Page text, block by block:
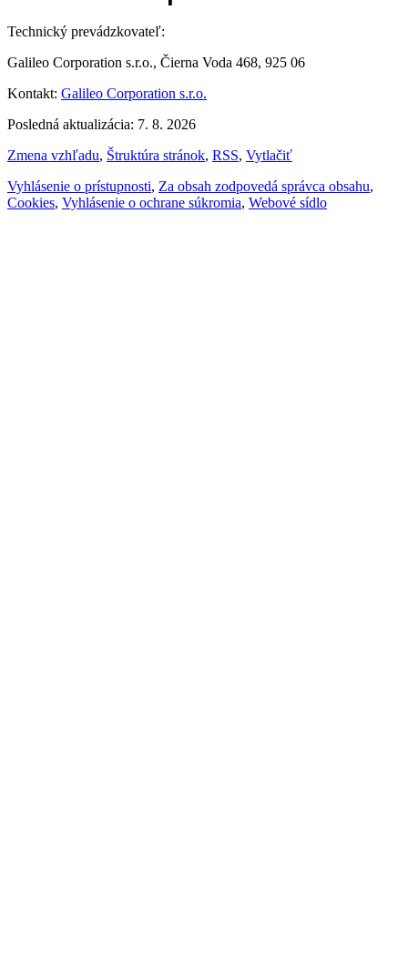
Technický prevádzkovateľ:
Galileo Corporation s.r.o., Čierna Voda 468, 925 06
Kontakt: Galileo Corporation s.r.o.
Posledná aktualizácia: 7. 8. 2026
Zmena vzhľadu, Štruktúra stránok, RSS, Vytlačiť
Vyhlásenie o prístupnosti, Za obsah zodpovedá správca obsahu,
Cookies, Vyhlásenie o ochrane súkromia, Webové sídlo